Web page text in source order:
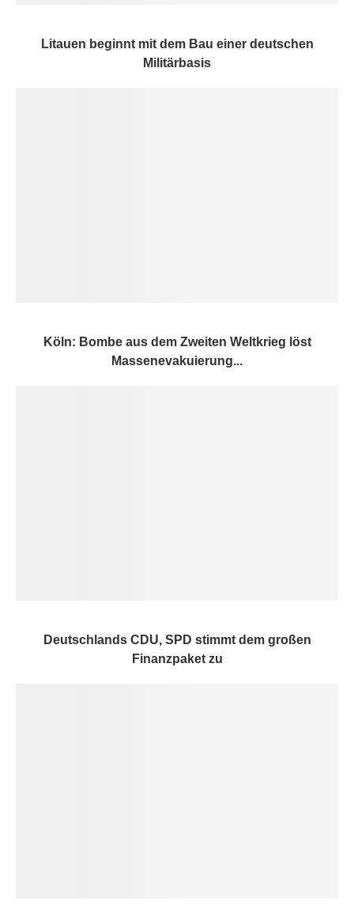
Litauen beginnt mit dem Bau einer deutschen
Militärbasis
Köln: Bombe aus dem Zweiten Weltkrieg löst
Massenevakuierung...
Deutschlands CDU, SPD stimmt dem großen
Finanzpaket zu